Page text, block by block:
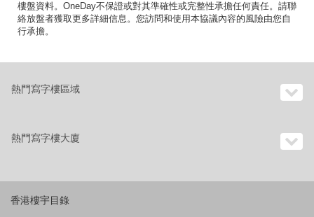
樓盤資料。OneDay不保證或對其準確性或完整性承擔任何責任。請聯
絡放盤者獲取更多詳細信息。您訪問和使用本協議內容的風險由您自
行承擔。
熱門寫字樓區域
熱門寫字樓大廈
香港樓宇目錄